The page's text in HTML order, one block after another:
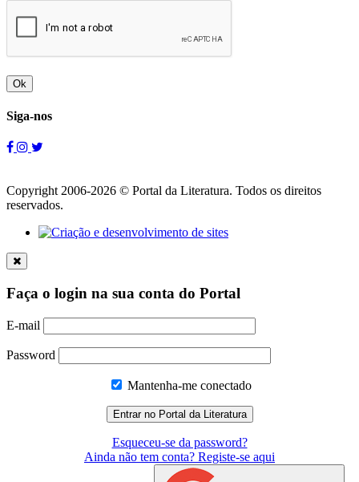
Ok
Siga-nos
Copyright 2006-2026 © Portal da Literatura. Todos os direitos
reservados.
Faça o login na sua conta do Portal
E-mail
Password
Mantenha-me conectado
Esqueceu-se da password?
Ainda não tem conta? Registe-se aqui